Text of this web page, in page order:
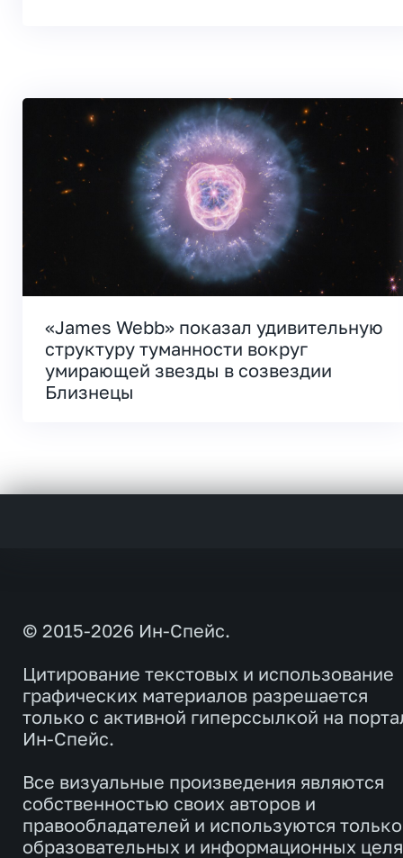
«James Webb» показал удивительную
структуру туманности вокруг
умирающей звезды в созвездии
Близнецы
© 2015-2026 Ин-Спейс.
Цитирование текстовых и использование
графических материалов разрешается
только с активной гиперссылкой на
Ин-Спейс.
Все визуальные произведения являются
собственностью своих авторов и
правообладателей и используются
образовательных и информационных